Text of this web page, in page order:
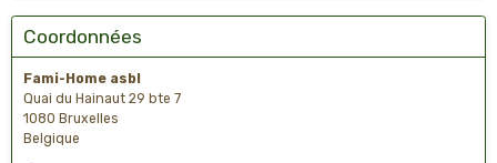
Coordonnées
Fami-Home asbl
Quai du Hainaut 29 bte 7
1080 Bruxelles
Belgique